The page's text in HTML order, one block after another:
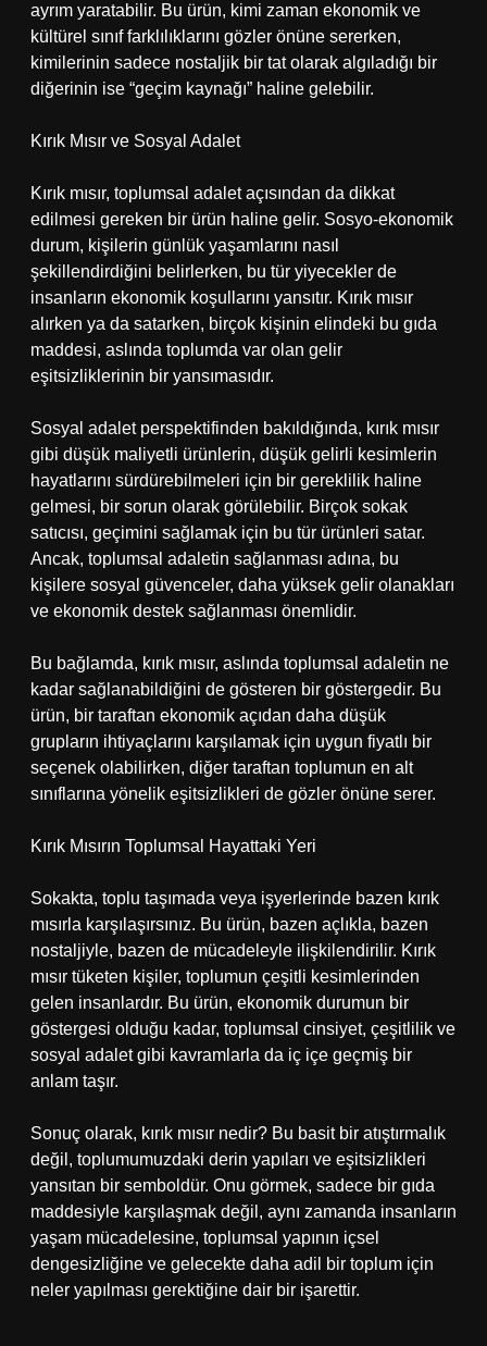
ayrım yaratabilir. Bu ürün, kimi zaman ekonomik ve
kültürel sınıf farklılıklarını gözler önüne sererken,
kimilerinin sadece nostaljik bir tat olarak algıladığı bir
diğerinin ise “geçim kaynağı” haline gelebilir.
Kırık Mısır ve Sosyal Adalet
Kırık mısır, toplumsal adalet açısından da dikkat
edilmesi gereken bir ürün haline gelir. Sosyo-ekonomik
durum, kişilerin günlük yaşamlarını nasıl
şekillendirdiğini belirlerken, bu tür yiyecekler de
insanların ekonomik koşullarını yansıtır. Kırık mısır
alırken ya da satarken, birçok kişinin elindeki bu gıda
maddesi, aslında toplumda var olan gelir
eşitsizliklerinin bir yansımasıdır.
Sosyal adalet perspektifinden bakıldığında, kırık mısır
gibi düşük maliyetli ürünlerin, düşük gelirli kesimlerin
hayatlarını sürdürebilmeleri için bir gereklilik haline
gelmesi, bir sorun olarak görülebilir. Birçok sokak
satıcısı, geçimini sağlamak için bu tür ürünleri satar.
Ancak, toplumsal adaletin sağlanması adına, bu
kişilere sosyal güvenceler, daha yüksek gelir olanakları
ve ekonomik destek sağlanması önemlidir.
Bu bağlamda, kırık mısır, aslında toplumsal adaletin ne
kadar sağlanabildiğini de gösteren bir göstergedir. Bu
ürün, bir taraftan ekonomik açıdan daha düşük
grupların ihtiyaçlarını karşılamak için uygun fiyatlı bir
seçenek olabilirken, diğer taraftan toplumun en alt
sınıflarına yönelik eşitsizlikleri de gözler önüne serer.
Kırık Mısırın Toplumsal Hayattaki Yeri
Sokakta, toplu taşımada veya işyerlerinde bazen kırık
mısırla karşılaşırsınız. Bu ürün, bazen açlıkla, bazen
nostaljiyle, bazen de mücadeleyle ilişkilendirilir. Kırık
mısır tüketen kişiler, toplumun çeşitli kesimlerinden
gelen insanlardır. Bu ürün, ekonomik durumun bir
göstergesi olduğu kadar, toplumsal cinsiyet, çeşitlilik ve
sosyal adalet gibi kavramlarla da iç içe geçmiş bir
anlam taşır.
Sonuç olarak, kırık mısır nedir? Bu basit bir atıştırmalık
değil, toplumumuzdaki derin yapıları ve eşitsizlikleri
yansıtan bir semboldür. Onu görmek, sadece bir gıda
maddesiyle karşılaşmak değil, aynı zamanda insanların
yaşam mücadelesine, toplumsal yapının içsel
dengesizliğine ve gelecekte daha adil bir toplum için
neler yapılması gerektiğine dair bir işarettir.